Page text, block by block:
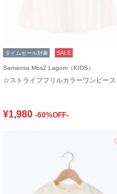
タイムセール対象 SALE
Samansa Mos2 Lagom（KIDS）
☆ストライプフリルカラーワンピース
¥1,980 -60%OFF-